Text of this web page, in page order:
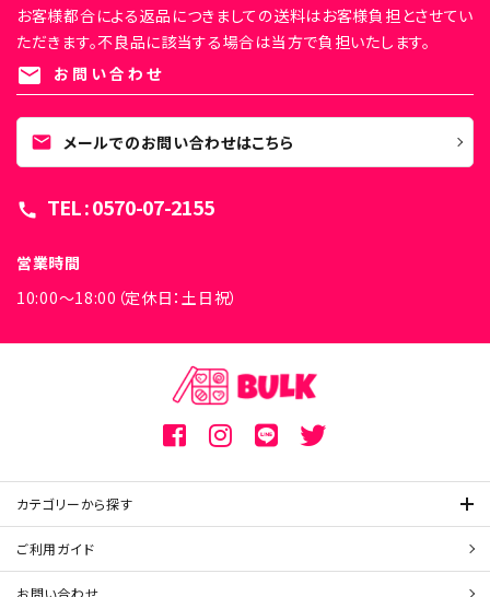
お客様都合による返品につきましての送料はお客様負担とさせてい
ただきます。不良品に該当する場合は当方で負担いたします。
mail お問い合わせ
mail メールでのお問い合わせはこちら
call TEL : 0570-07-2155
営業時間
10:00～18:00（定休日：土日祝）
カテゴリーから探す
ご利用ガイド